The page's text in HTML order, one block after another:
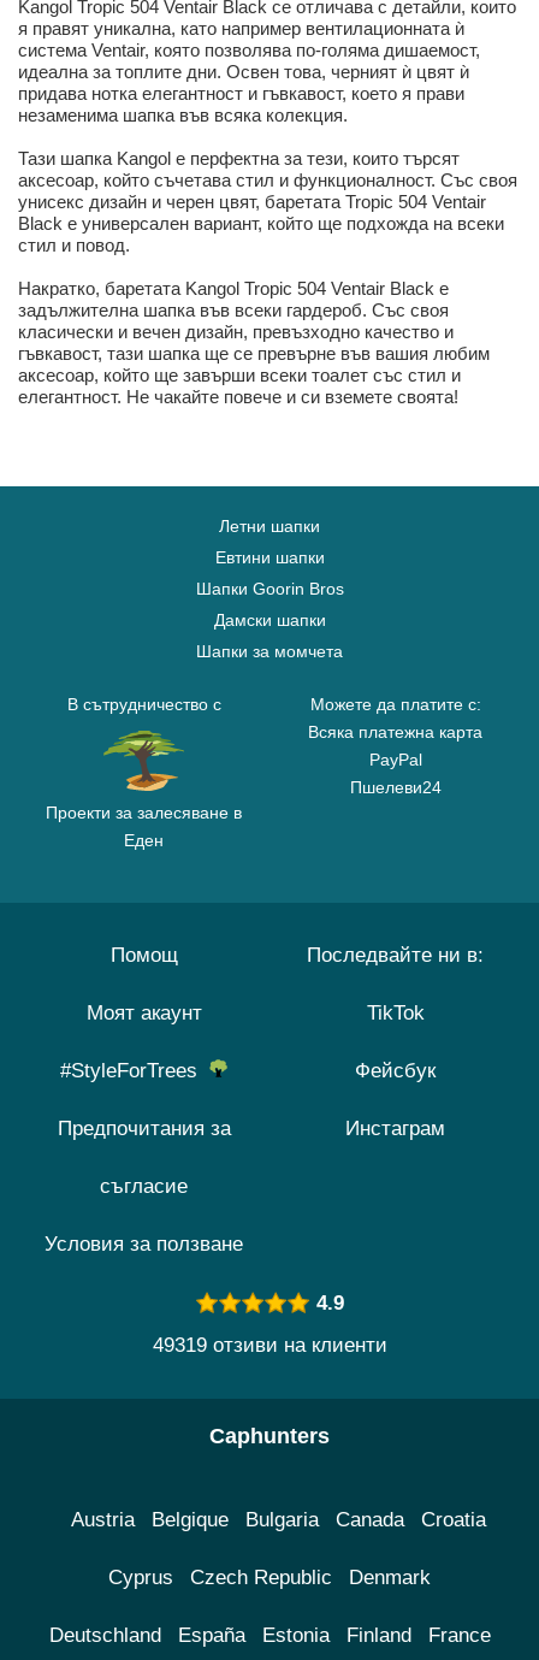
Kangol Tropic 504 Ventair Black се отличава с детайли, които
я правят уникална, като например вентилационната ѝ
система Ventair, която позволява по-голяма дишаемост,
идеална за топлите дни. Освен това, черният ѝ цвят ѝ
придава нотка елегантност и гъвкавост, което я прави
незаменима шапка във всяка колекция.
Тази шапка Kangol е перфектна за тези, които търсят
аксесоар, който съчетава стил и функционалност. Със своя
унисекс дизайн и черен цвят, баретата Tropic 504 Ventair
Black е универсален вариант, който ще подхожда на всеки
стил и повод.
Накратко, баретата Kangol Tropic 504 Ventair Black е
задължителна шапка във всеки гардероб. Със своя
класически и вечен дизайн, превъзходно качество и
гъвкавост, тази шапка ще се превърне във вашия любим
аксесоар, който ще завърши всеки тоалет със стил и
елегантност. Не чакайте повече и си вземете своята!
Летни шапки
Евтини шапки
Шапки Goorin Bros
Дамски шапки
Шапки за момчета
В сътрудничество с
Проекти за залесяване в
Еден
Можете да платите с:
Всяка платежна карта
PayPal
Пшелеви24
Помощ
Моят акаунт
#StyleForTrees
Предпочитания за
съгласие
Условия за ползване
Последвайте ни в:
TikTok
Фейсбук
Инстаграм
4.9
49319 отзиви на клиенти
Caphunters
Austria Belgique Bulgaria Canada Croatia
Cyprus Czech Republic Denmark
Deutschland España Estonia Finland France